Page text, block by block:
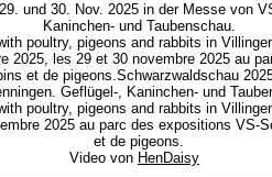
und 30. Nov. 2025 in der Messe von
Kaninchen- und Taubenschau.
poultry, pigeons and rabbits in
2025, les 29 et 30 novembre 2025 au
et de pigeons.Schwarzwaldschau
Geflügel-, Kaninchen- und
poultry, pigeons and rabbits in
2025 au parc des expositions VS-
et de pigeons.
Video von HenDaisy